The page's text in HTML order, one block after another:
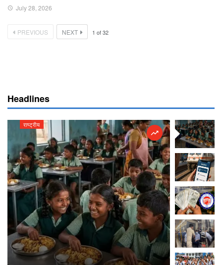
July 28, 2026
PREVIOUS NEXT 1 of32
Headlines
राष्ट्रीय राष्ट्रीय